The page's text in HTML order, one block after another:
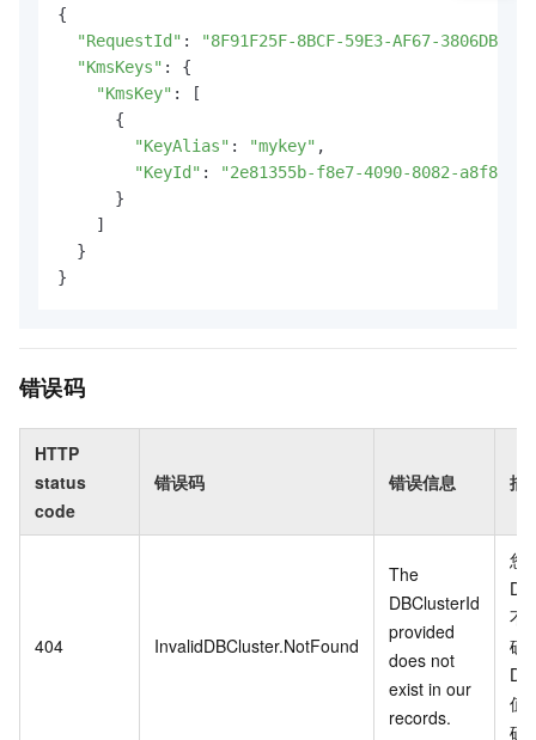
{
"RequestId" :
"8F91F25F-8BCF-59E3-AF67-
"KmsKeys" : {
"KmsKey" : [
      {
"KeyAlias" : "mykey" ,
"KeyId" :
"2e81355b-f8e7-4090-8082-
      }
    ]
  }
}
错误码
HTTP
status
code
错误码 错误信息 描
404 InvalidDBCluster.NotFound
The
DBClusterId
provided
does not
exist in our
records.
您
不
确
值
确